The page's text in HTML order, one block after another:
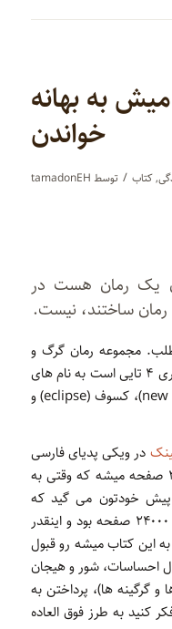
به بهانه
خواندن
,کتاب / توسط tamadonEH
یک رمان هست در
رمان ساختند،‌ نیست.
مجموعه رمان گرگ و
میش نوشته ی «استفنی مه یر» یک سری ۴ تایی است به نام های
گرگ و میش (twilight)، ماه نو (new moon)، کسوف (eclipse) و
در ویکی پدیای فارسی
بخوانید. ۴ جلد این کتاب مجموعا ۲۴۰۰ صفحه میشه که وقتی به
خودتون می گید که
ایکاش این رمان به جای ۲۴۰۰ صفحه، ۲۴۰۰۰ صفحه بود و اینقدر
این کتاب میشه رو قبول
احساسات، شور و هیجان
و گرگینه ها)، پرداختن به
کنید به طرز فوق العاده